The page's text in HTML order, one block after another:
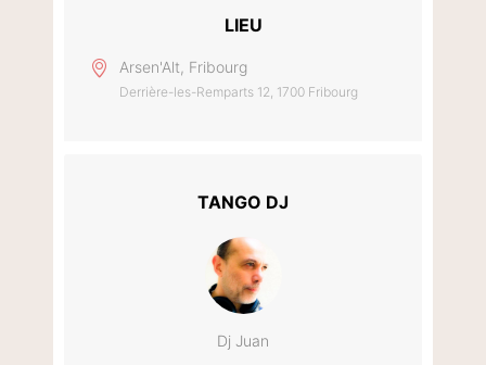
LIEU
Arsen'Alt, Fribourg
Derrière-les-Remparts 12, 1700 Fribourg
TANGO DJ
Dj Juan